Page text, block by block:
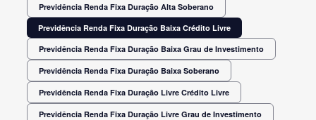
Previdência Renda Fixa Duração Alta Soberano
Previdência Renda Fixa Duração Baixa Crédito Livre
Previdência Renda Fixa Duração Baixa Grau de Investimento
Previdência Renda Fixa Duração Baixa Soberano
Previdência Renda Fixa Duração Livre Crédito Livre
Previdência Renda Fixa Duração Livre Grau de Investimento